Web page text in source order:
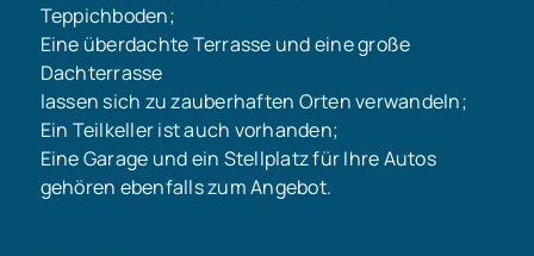
Teppichboden;
Eine überdachte Terrasse und eine große
Dachterrasse
lassen sich zu zauberhaften Orten verwandeln;
Ein Teilkeller ist auch vorhanden;
Eine Garage und ein Stellplatz für Ihre Autos
gehören ebenfalls zum Angebot.